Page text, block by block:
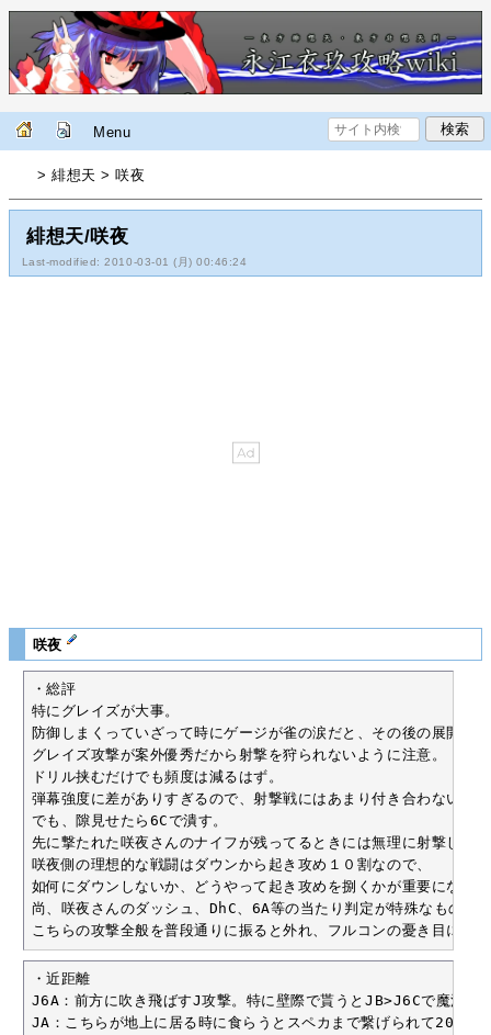
Menu
> 緋想天 > 咲夜
緋想天/咲夜
Last-modified: 2010-03-01 (月) 00:46:24
咲夜
・総評
特にグレイズが大事。
防御しまくっていざって時にゲージが雀の涙だと、その後の展開が
グレイズ攻撃が案外優秀だから射撃を狩られないように注意。
ドリル挟むだけでも頻度は減るはず。
弾幕強度に差がありすぎるので、射撃戦にはあまり付き合わない。
でも、隙見せたら6Cで潰す。
先に撃たれた咲夜さんのナイフが残ってるときには無理に射撃しな
咲夜側の理想的な戦闘はダウンから起き攻め１０割なので、
如何にダウンしないか、どうやって起き攻めを捌くかが重要になっ
尚、咲夜さんのダッシュ、DhC、6A等の当たり判定が特殊なものを
こちらの攻撃全般を普段通りに振ると外れ、フルコンの憂き目にあ
・近距離
J6A：前方に吹き飛ばすJ攻撃。特に壁際で貰うとJB>J6Cで魔法陣
JA：こちらが地上に居る時に食らうとスペカまで繋げられて2000